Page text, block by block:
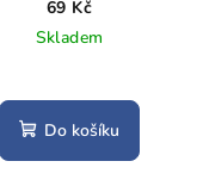
69 Kč
Skladem
Do košíku